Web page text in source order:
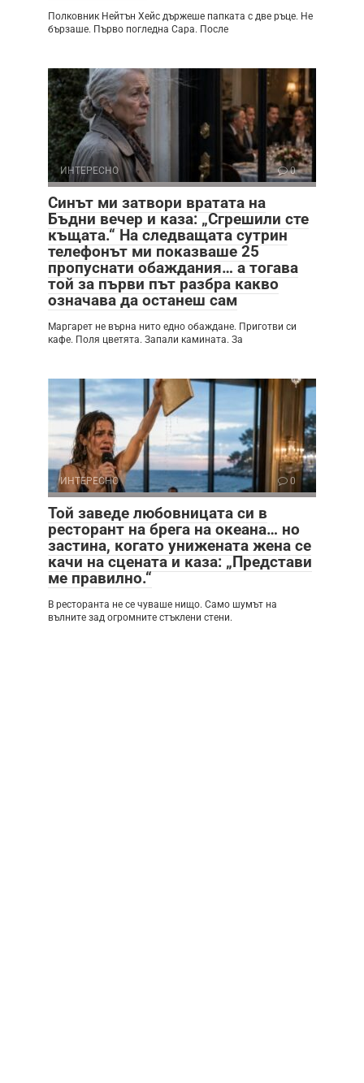
Полковник Нейтън Хейс държеше папката с две ръце. Не
бързаше. Първо погледна Сара. После
ИНТЕРЕСНО 0
Синът ми затвори вратата на
Бъдни вечер и каза: „Сгрешили сте
къщата.“ На следващата сутрин
телефонът ми показваше 25
пропуснати обаждания… а тогава
той за първи път разбра какво
означава да останеш сам
Маргарет не върна нито едно обаждане. Приготви си
кафе. Поля цветята. Запали камината. За
ИНТЕРЕСНО 0
Той заведе любовницата си в
ресторант на брега на океана… но
застина, когато унижената жена се
качи на сцената и каза: „Представи
ме правилно.“
В ресторанта не се чуваше нищо. Само шумът на
вълните зад огромните стъклени стени.